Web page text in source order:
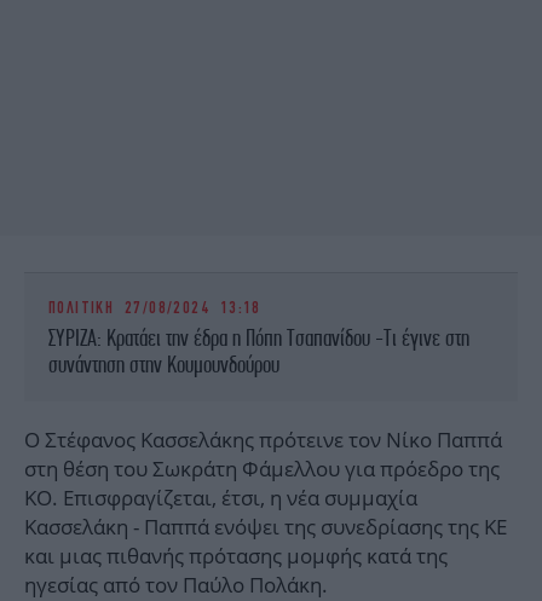
ΠΟΛΙΤΙΚΗ 27/08/2024 13:18
ΣΥΡΙΖΑ: Κρατάει την έδρα η Πόπη Τσαπανίδου -Τι έγινε στη
συνάντηση στην Κουμουνδούρου
Ο Στέφανος Κασσελάκης πρότεινε τον Νίκο Παππά
στη θέση του Σωκράτη Φάμελλου για πρόεδρο της
ΚΟ. Επισφραγίζεται, έτσι, η νέα συμμαχία
Κασσελάκη - Παππά ενόψει της συνεδρίασης της ΚΕ
και μιας πιθανής πρότασης μομφής κατά της
ηγεσίας από τον Παύλο Πολάκη.